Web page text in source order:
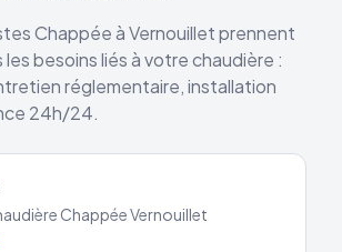
ChappéeàVernouilletprennent
besoins liés à votre chaudière :
réglementaire, installation
24h/24.
ChappéeVernouillet